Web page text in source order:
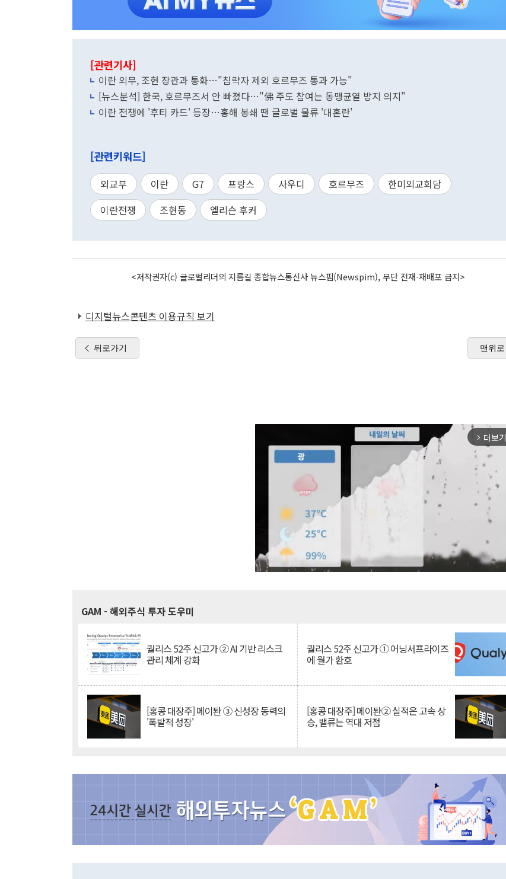
[관련기사]
이란 외무, 조현 장관과 통화…"침략자 제외 호르무즈 통과 가능"
[뉴스분석] 한국, 호르무즈서 안 빠졌다…"佛 주도 참여는 동맹균열 방지 의지"
이란 전쟁에 '후티 카드' 등장…홍해 봉쇄 땐 글로벌 물류 '대혼란'
[관련키워드]
외교부 이란 G7 프랑스 사우디 호르무즈
한미외교회담
이란전쟁
조현동 엘리슨 후커
<저작권자(c) 글로벌리더의 지름길 종합뉴스통신사 뉴스핌(Newspim), 무단 전재-재배포 금지>
디지털뉴스콘텐츠 이용규칙 보기
뒤로가기 맨위로
arrow_forward_ios 더보기
GAM - 해외주식 투자 도우미
퀄리스 52주 신고가 ② AI 기반 리스크
관리 체계 강화
퀄리스 52주 신고가 ① 어닝서프라이즈
에 월가 환호
[홍콩 대장주] 메이퇀 ③ 신성장 동력의
'폭발적 성장'
[홍콩 대장주] 메이퇀② 실적은 고속 상
승, 밸류는 역대 저점